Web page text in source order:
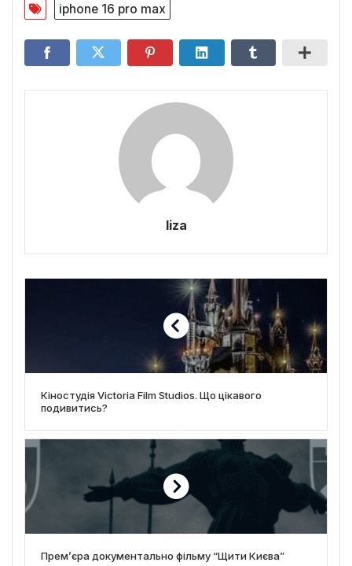
iphone 16 pro max
liza
Кіностудія Victoria Film Studios. Що цікавого
подивитись?
Прем’єра документально фільму “Щити Києва”